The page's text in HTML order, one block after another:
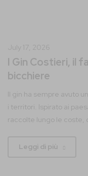
July 17 2026
I Gin Costieri, il
bicchiere
Il gin ha sempre avuto
i territori. Ispirato ai
raccolte lungo le coste,
Leggi di più